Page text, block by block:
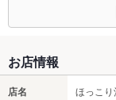
お店情報
店名 ほっこ